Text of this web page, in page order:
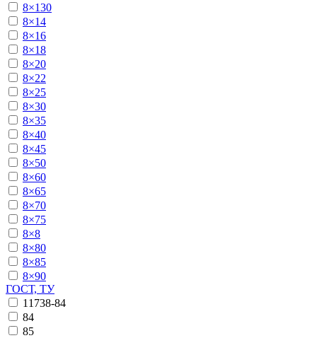
8×130
8×14
8×16
8×18
8×20
8×22
8×25
8×30
8×35
8×40
8×45
8×50
8×60
8×65
8×70
8×75
8×8
8×80
8×85
8×90
ГОСТ, ТУ
11738-84
84
85